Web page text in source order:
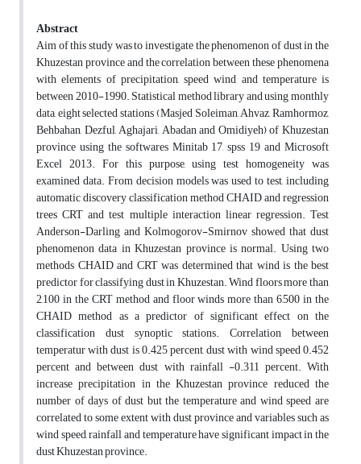
Abstract
Aim of this study was to investigate the phenomenon of dust in the
Khuzestan province and the correlation between these phenomena
with elements of precipitation, speed wind and temperature is
between 2010-1990. Statistical method library and using monthly
data, eight selected stations (Masjed Soleiman, Ahvaz, Ramhormoz,
Behbahan, Dezful, Aghajari, Abadan and Omidiyeh) of Khuzestan
province using the softwares Minitab 17, spss 19 and Microsoft
Excel 2013. For this purpose, using test homogeneity was
examined data. From decision models was used to test, including
automatic discovery classification method CHAID and regression
trees CRT and test multiple interaction linear regression. Test
Anderson-Darling and Kolmogorov-Smirnov showed that dust
phenomenon data in Khuzestan province is normal. Using two
methods CHAID and CRT was determined that wind is the best
predictor for classifying dust in Khuzestan. Wind floors more than
2,100 in the CRT method and floor winds more than 6,500 in the
CHAID method as a predictor of significant effect on the
classification dust synoptic stations. Correlation between
temperatur with dust is 0.425 percent, dust with wind speed 0.452
percent and between dust with rainfall -0.311 percent. With
increase precipitation in the Khuzestan province reduced the
number of days of dust but the temperature and wind speed are
correlated to some extent with dust province and variables such as
wind speed, rainfall and temperature have significant impact in the
dust Khuzestan province.